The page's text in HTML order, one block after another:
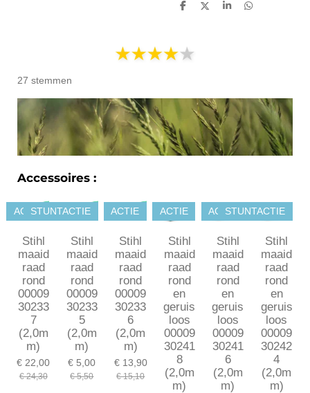
D
n
D
S
D
27 stemmen
Accessoires :
ACTIE
Stihl
maaid
raad
rond
00009
30233
7
(2,0m
m)
€ 22,00
€ 24,30
STUNTACTIE
Stihl
maaid
raad
rond
00009
30233
5
(2,0m
m)
€ 5,00
€ 5,50
ACTIE
Stihl
maaid
raad
rond
00009
30233
6
(2,0m
m)
€ 13,90
€ 15,10
ACTIE
Stihl
maaid
raad
rond
en
geruis
loos
00009
30241
8
(2,0m
m)
ACTIE
Stihl
maaid
raad
rond
en
geruis
loos
00009
30241
6
(2,0m
m)
STUNTACTIE
Stihl
maaid
raad
rond
en
geruis
loos
00009
30242
4
(2,0m
m)